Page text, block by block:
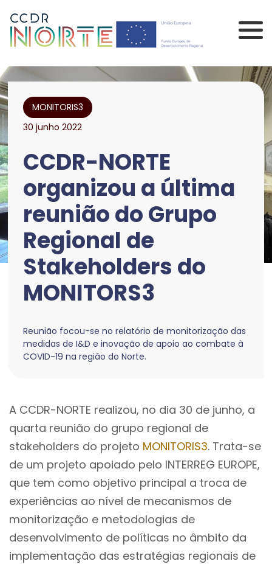
Comissão de
MONITORIS3
30 junho 2022
CCDR-NORTE
organizou a última
reunião do Grupo
Regional de
Stakeholders do
MONITORS3
Reunião focou-se no relatório de monitorização das
medidas de I&D e inovação de apoio ao combate à
COVID-19 na região do Norte.
A CCDR-NORTE realizou, no dia 30 de junho, a
quarta reunião do grupo regional de
stakeholders do projeto MONITORIS3. Trata-se
de um projeto apoiado pelo INTERREG EUROPE,
que tem como objetivo principal a troca de
experiências ao nível de mecanismos de
monitorização e metodologias de
desenvolvimento de políticas no âmbito da
implementação das estratégias regionais de